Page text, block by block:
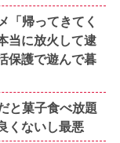
「帰ってきてく
当に放火して逮
保護で遊んで暮
と菓子食べ放題
くないし最悪